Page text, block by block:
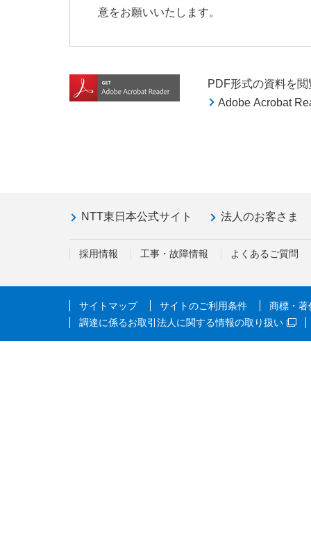
意をお願いいたします。
PDF形式の資料を
Adobe Acrobat
NTT東日本公式サイト 法人のお客さま
採用情報 工事・故障情報 よくあるご質問
サイトマップ サイトのご利用条件
商標・著
調達に係るお取引法人に関する情報の取り扱い